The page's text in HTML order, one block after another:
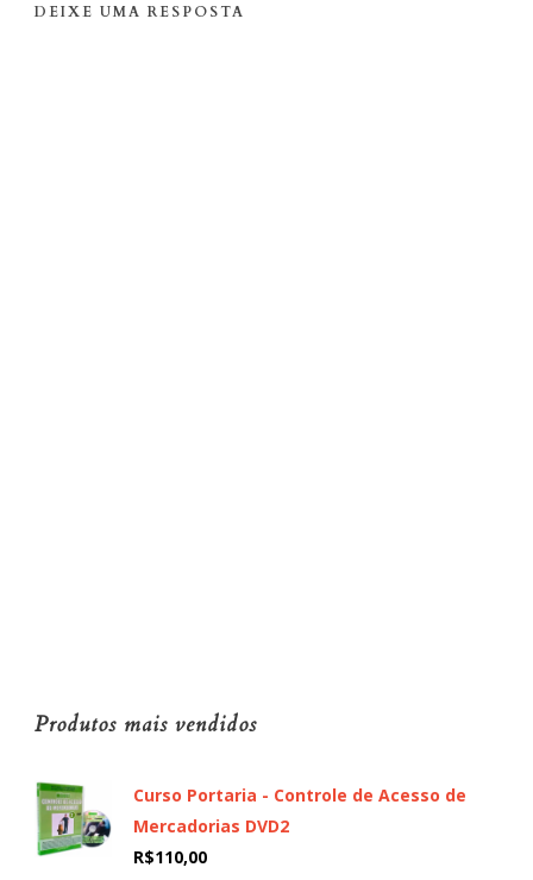
DEIXE UMA RESPOSTA
Produtos mais vendidos
Curso Portaria - Controle de Acesso de
Mercadorias DVD2
R$110,00